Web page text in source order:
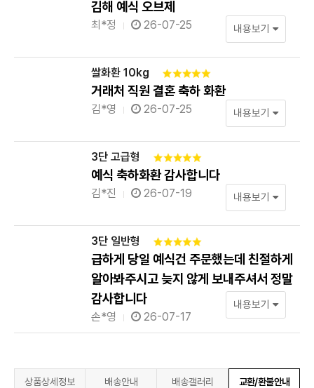
김해 예식 오브제
최*정 26-07-25 내용보기
쌀화환 10kg
거래처 직원 결혼 축하 화환
김*영 26-07-25 내용보기
3단 고급형
예식 축하화환 감사합니다
김*진 26-07-19 내용보기
3단 일반형
급하게 당일 예식건 주문했는데 친절하게
알아봐주시고 늦지 않게 보내주셔서 정말
감사합니다
손*영 26-07-17
내용보기
상품상세정보 배송안내 배송갤러리 교환/환불안내